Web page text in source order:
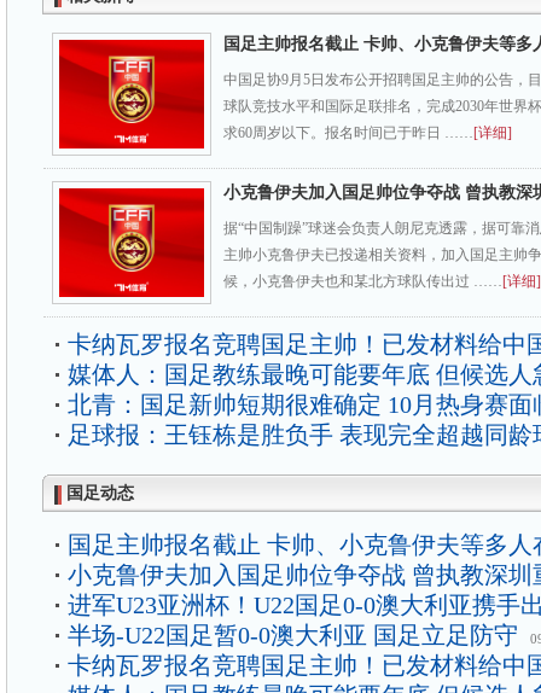
国足主帅报名截止 卡帅、小克鲁伊夫等多
中国足协9月5日发布公开招聘国足主帅的公告，
球队竞技水平和国际足联排名，完成2030年世界
求60周岁以下。报名时间已于昨日 ……[详细]
小克鲁伊夫加入国足帅位争夺战 曾执教深
据“中国制躁”球迷会负责人朗尼克透露，据可靠
主帅小克鲁伊夫已投递相关资料，加入国足主帅
候，小克鲁伊夫也和某北方球队传出过 ……[详细]
卡纳瓦罗报名竞聘国足主帅！已发材料给中
媒体人：国足教练最晚可能要年底 但候选人
北青：国足新帅短期很难确定 10月热身赛面
足球报：王钰栋是胜负手 表现完全超越同龄
国足动态
国足主帅报名截止 卡帅、小克鲁伊夫等多人
小克鲁伊夫加入国足帅位争夺战 曾执教深圳
进军U23亚洲杯！U22国足0-0澳大利亚携手
半场-U22国足暂0-0澳大利亚 国足立足防守
卡纳瓦罗报名竞聘国足主帅！已发材料给中